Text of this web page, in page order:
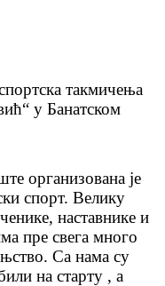
такмичења
у Банатском
организована је
спорт. Велику
наставнике и
пре свега много
Са нама су
на старту , а